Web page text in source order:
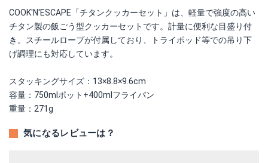
COOK'N'ESCAPE「チタンクッカーセット」は、軽量で強度の高い
チタン製の飯ごう型クッカーセットです。計量に便利な目盛り付
き。スチールロープが付属しており、トライポッド等での吊り下
げ調理にも対応しています。
スタッキングサイズ：13×8.8×9.6cm
容量：750mlポット+400mlフライパン
重量：271g
気になるレビューは？